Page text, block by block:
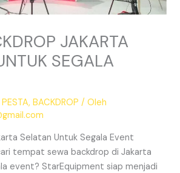
JAKARTA
SEGALA
,BACKDROP / Oleh
Selatan Untuk Segala Event
tempat sewa backdrop di Jakarta
event? StarEquipment siap menjadi